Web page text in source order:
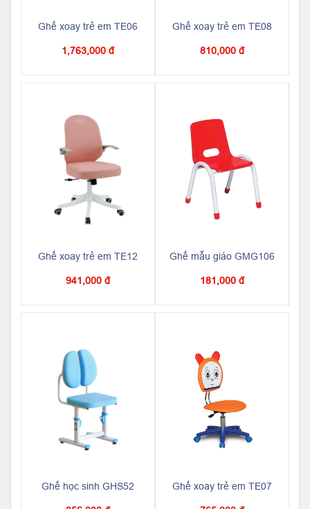
Ghế xoay trẻ em TE06
1,763,000 đ
Ghế xoay trẻ em TE08
810,000 đ
Ghế xoay trẻ em TE12
941,000 đ
Ghế mẫu giáo GMG106
181,000 đ
Ghế học sinh GHS52 Ghế xoay trẻ em TE07